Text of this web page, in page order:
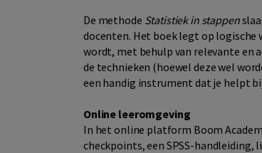
De methode Statistiek in stappen
docenten. Het boek legt op logische
wordt, met behulp van relevante en
de technieken (hoewel deze wel
een handig instrument dat je helpt
Online leeromgeving
In het online platform Boom
checkpoints, een SPSS-handleiding,